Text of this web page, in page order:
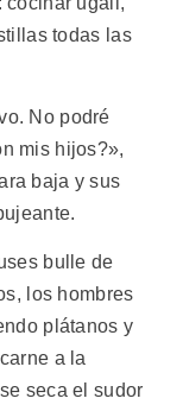
todas las
No podré
mis hijos?»,
baja y sus
bulle de
los hombres
plátanos y
a la
seca el sudor